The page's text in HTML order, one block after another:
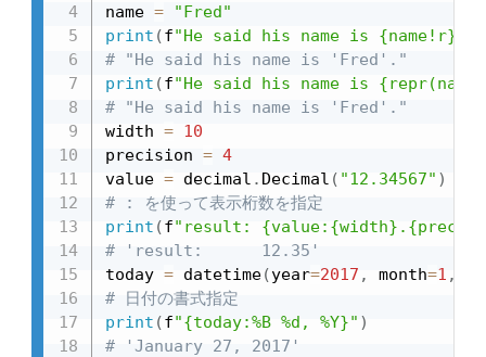
name =
"Fred"
print (f"He said his name is {name!r}."
# "He said his name is 'Fred'."
print (f"He said his name is
# "He said his name is 'Fred'."
width = 10
precision = 4
value = decimal . Decimal ( "12.34567" )
# : を使って表示桁数を指定
print (f"result:
# 'result:      12.35'
today = datetime(year=2017 , month=1 ,
# 日付の書式指定
print (f"{today:%B %d, %Y}" )
# 'January 27, 2017'